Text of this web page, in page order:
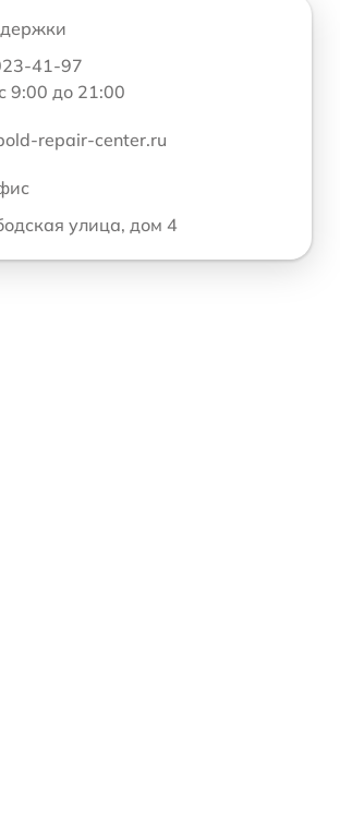
41-97
9:00 до 21:00
repair-center.ru
улица, дом 4